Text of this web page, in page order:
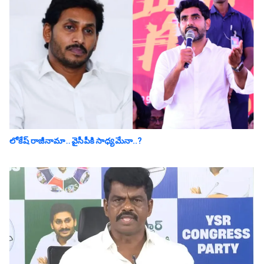
లోకేష్ రాజీనామా.. వైసీపీకి సాధ్య‌మేనా..?